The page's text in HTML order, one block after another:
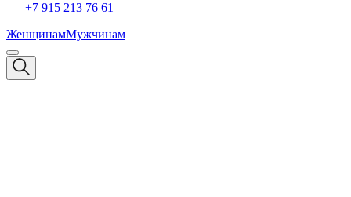
+7 915 213 76 61
ЖенщинамМужчинам